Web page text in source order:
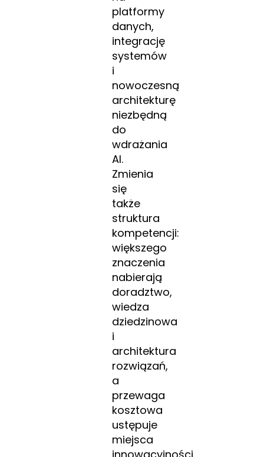
platformy
danych,
integrację
systemów
i
nowoczesną
architekturę
niezbędną
do
wdrażania
AI.
Zmienia
się
także
struktura
kompetencji:
większego
znaczenia
nabierają
doradztwo,
wiedza
dziedzinowa
i
architektura
rozwiązań,
a
przewaga
kosztowa
ustępuje
miejsca